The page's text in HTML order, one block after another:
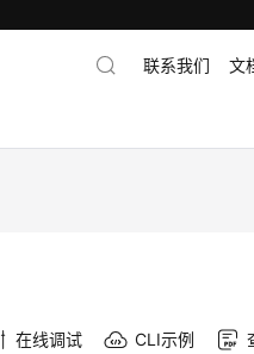
联系我们 文
在线调试 CLI示例